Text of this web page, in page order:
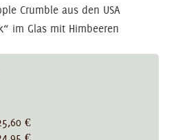
Crumble aus den USA
im Glas mit Himbeeren
€
€